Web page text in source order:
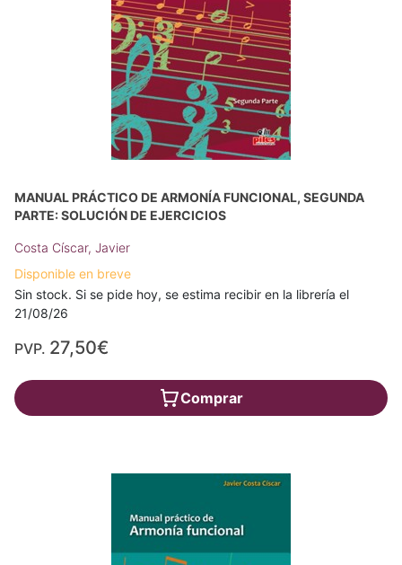
MANUAL PRÁCTICO DE ARMONÍA FUNCIONAL, SEGUNDA
PARTE: SOLUCIÓN DE EJERCICIOS
Costa Císcar, Javier
Disponible en breve
Sin stock. Si se pide hoy, se estima recibir en la librería el
21/08/26
PVP. 27,50€
Comprar